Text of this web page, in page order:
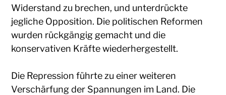
Widerstand zu brechen, und unterdrückte
jegliche Opposition. Die politischen Reformen
wurden rückgängig gemacht und die
konservativen Kräfte wiederhergestellt.
Die Repression führte zu einer weiteren
Verschärfung der Spannungen im Land. Die